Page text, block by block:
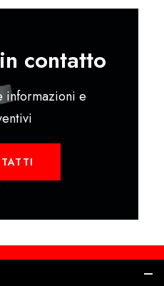
contatto
informazioni e